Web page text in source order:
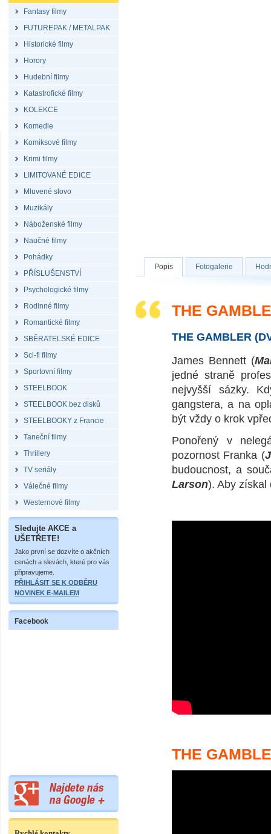
Fantasy filmy
FUTUREPAK / METALPAK
Historické filmy
Horory
Hudební filmy
Katastrofické filmy
KOLEKCE
Komedie
Komiksové filmy
Krimi filmy
LIMITOVANÉ EDICE
Mluvené slovo
Muzikály
Náboženské filmy
Naučné filmy
Pohádky
PŘÍSLUŠENSTVÍ
Psychologické filmy
Rodinné filmy
Romantické filmy
SBĚRATELSKÉ EDICE
Sci-fi filmy
Sportovní filmy
STEELBOOK
STEELBOOK bez disků
STEELBOOKY z Francie
Taneční filmy
Thrillery
TV seriály
Válečné filmy
Westernové filmy
Sledujte AKCE a
UŠETŘETE!
Jako první se dozvíte o akčních
cenách a slevách, které pro vás
připravujeme.
PŘIHLÁSIT SE K ODBĚRU
NOVINEK E-MAILEM
Facebook
Popis Fotogalerie
THE
THE GAMBLER
James Bennett (
jedné straně
nejvyšší sázky.
gangstera, a na
být vždy o krok
Ponořený v
pozornost Franka (
budoucnost, a
Larson). Aby získal
THE